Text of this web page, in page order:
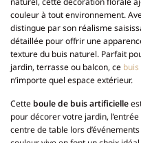
couleur à tout environnement.
distingue par son réalisme
détaillée pour offrir une
texture du buis naturel. Parfait
jardin, terrasse ou balcon, ce
n’importe quel espace extérieur.
Cette boule de buis artificielle
pour décorer votre jardin,
centre de table lors